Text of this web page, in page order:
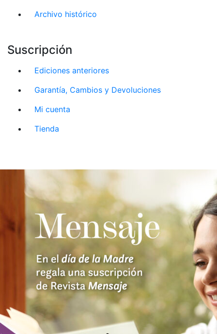
Archivo histórico
Suscripción
Ediciones anteriores
Garantía, Cambios y Devoluciones
Mi cuenta
Tienda